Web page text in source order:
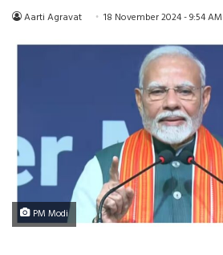
Aarti Agravat 18 November 2024 - 9:54 AM
PM Modi